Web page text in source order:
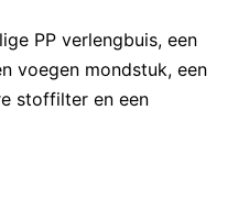
PP verlengbuis, een
voegen mondstuk, een
stoffilter en een